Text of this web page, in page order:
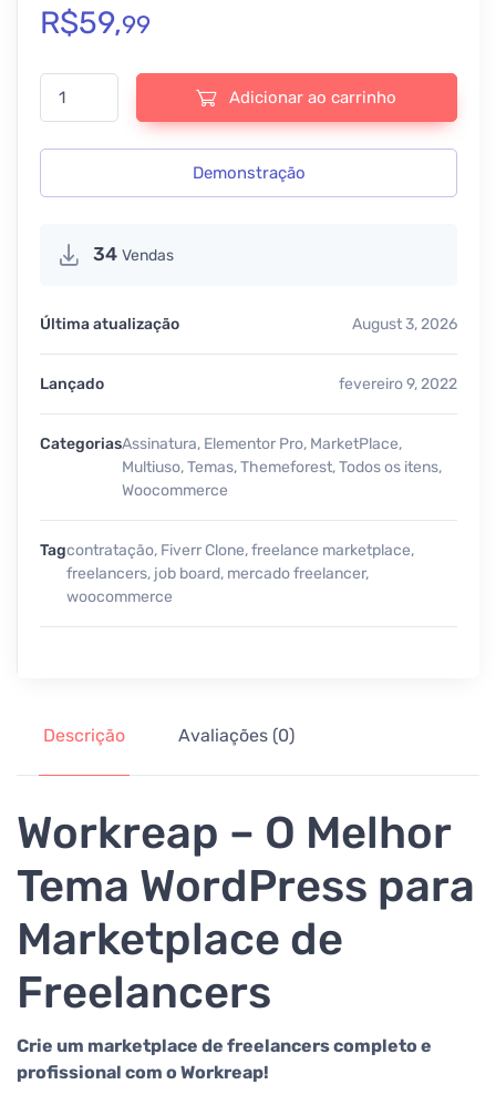
R$59,99
Workreap – Freelance Marketplace and Directory WordPress
Adicionar ao carrinho
Demonstração
34 Vendas
Última atualização August 3, 2026
Lançado fevereiro 9, 2022
CategoriasAssinatura, Elementor Pro, MarketPlace,
Multiuso,Temas,Themeforest,Todos os itens,
Woocommerce
Tagcontratação, Fiverr Clone,freelance marketplace,
freelancers, job board, mercado freelancer,
woocommerce
Descrição Avaliações (0)
Workreap – O Melhor
Tema WordPress para
Marketplace de
Freelancers
Crie um marketplace de freelancers completo e
profissional com o Workreap!